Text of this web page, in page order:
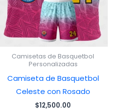
Camisetas de Basquetbol
Personalizadas
Camiseta de Basquetbol
Celeste con Rosado
$12,500.00